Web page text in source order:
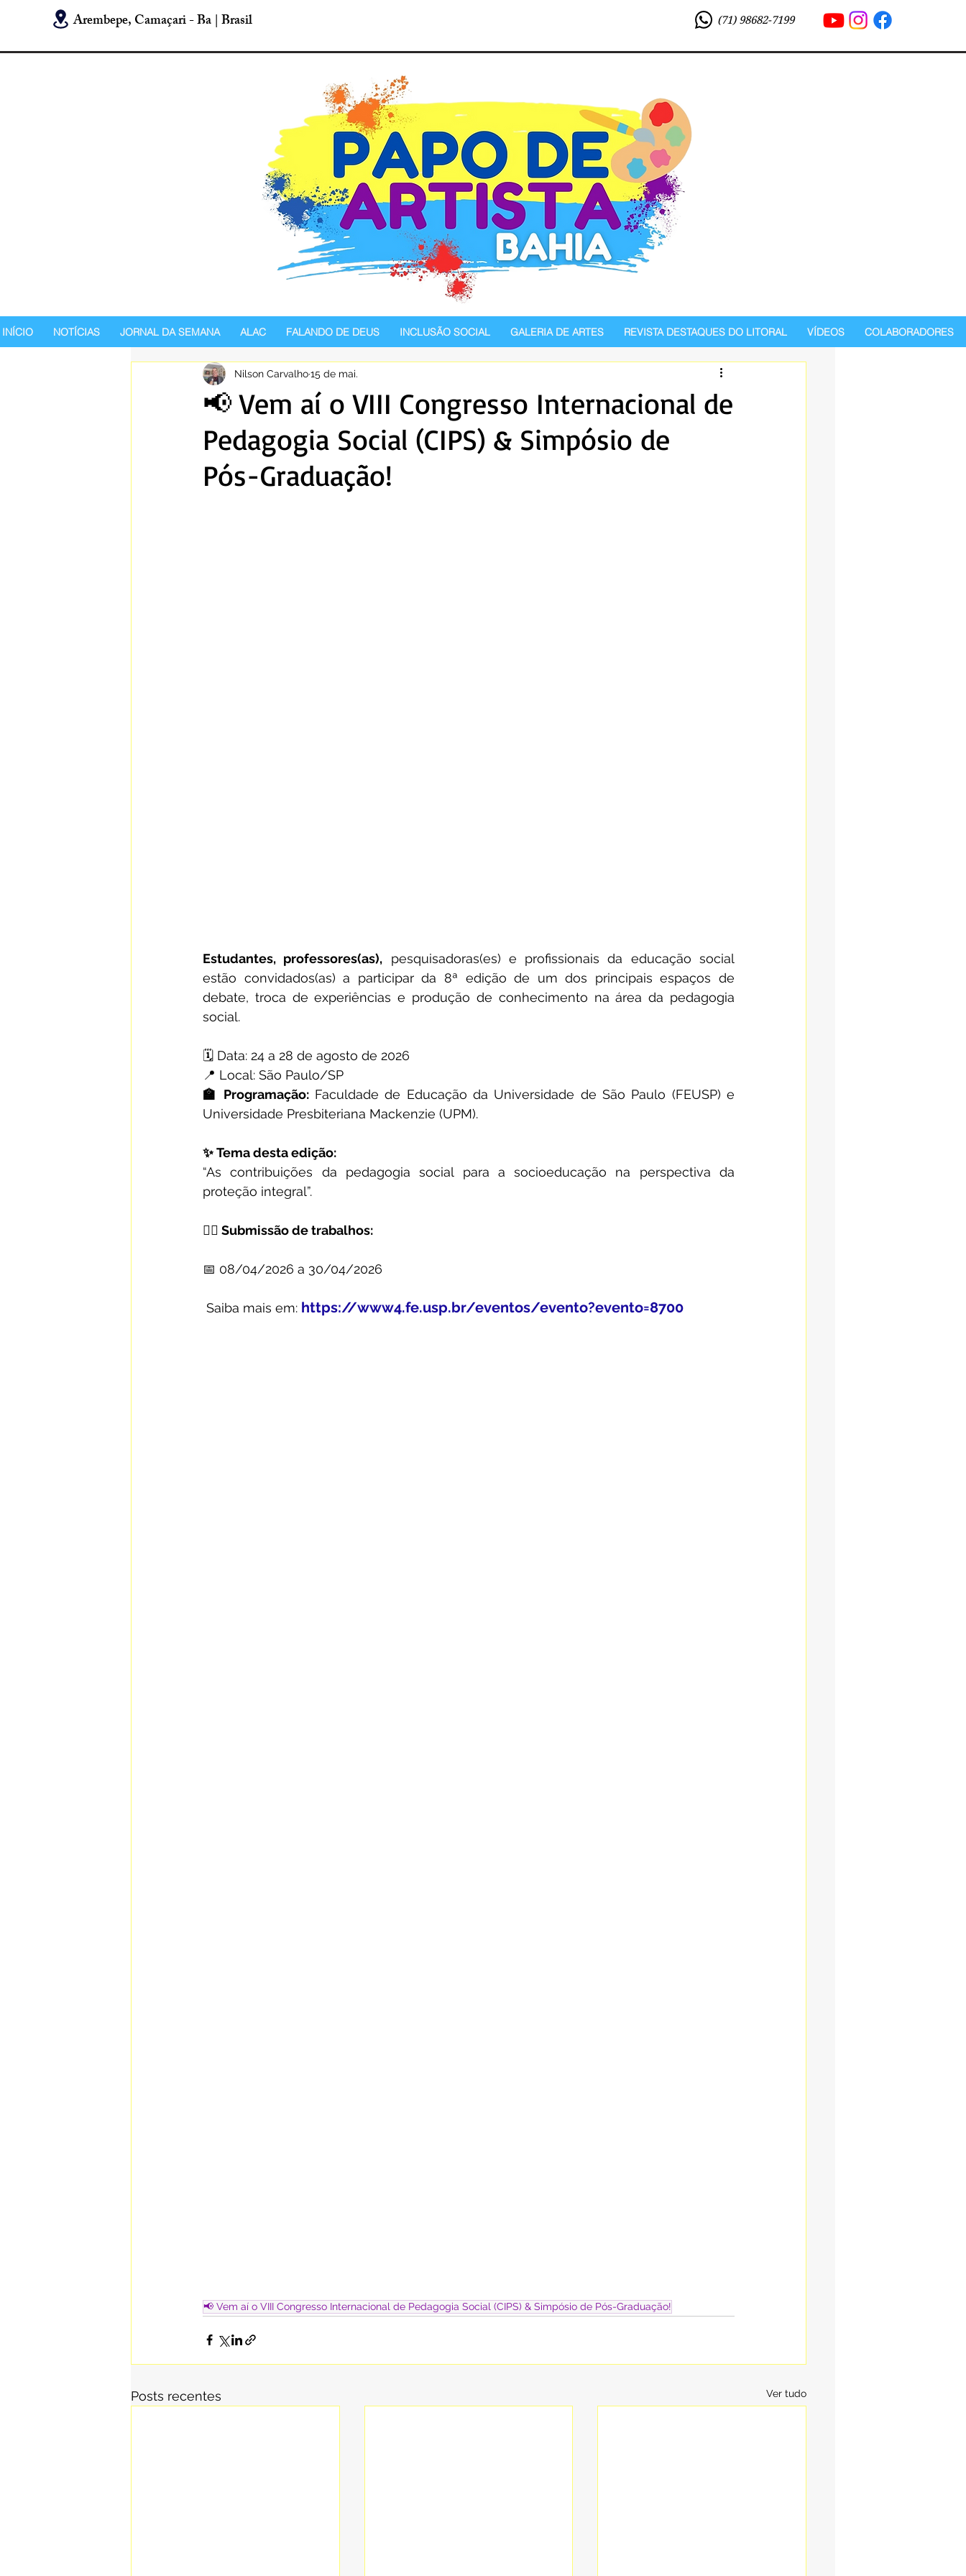
Arembepe, Camaçari - Ba | Brasil (71) 98682-7199
INÍCIO NOTÍCIAS JORNAL DA SEMANA ALAC FALANDO DE DEUS INCLUSÃO SOCIAL GALERIA DE ARTES REVISTA DESTAQUES DO LITORAL VÍDEOS COLABORADORES
📢 Vem aí o VIII Congresso Internacional de
Pedagogia Social (CIPS) & Simpósio de
Pós-Graduação!
Nilson Carvalho15 de mai.
Estudantes, professores(as), pesquisadoras(es) e profissionais da educação social
estão convidados(as) a participar da 8ª edição de um dos principais espaços de
debate, troca de experiências e produção de conhecimento na área da pedagogia
social.
🗓️ Data: 24 a 28 de agosto de 2026
📍 Local: São Paulo/SP
🏫 Programação: Faculdade de Educação da Universidade de São Paulo (FEUSP) e
Universidade Presbiteriana Mackenzie (UPM).
✨ Tema desta edição:
“As contribuições da pedagogia social para a socioeducação na perspectiva da
proteção integral”.
✍🏽 Submissão de trabalhos:
📅 08/04/2026 a 30/04/2026
Saiba mais em: https://www4.fe.usp.br/eventos/evento?evento=8700
📢 Vem aí o VIII Congresso Internacional de Pedagogia Social (CIPS) & Simpósio de Pós-Graduação!
Posts recentes Ver tudo